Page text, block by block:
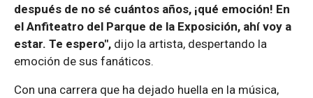
después de no sé cuántos años, ¡qué emoción! En
el Anfiteatro del Parque de la Exposición, ahí voy a
estar. Te espero", dijo la artista, despertando la
emoción de sus fanáticos.
Con una carrera que ha dejado huella en la música,